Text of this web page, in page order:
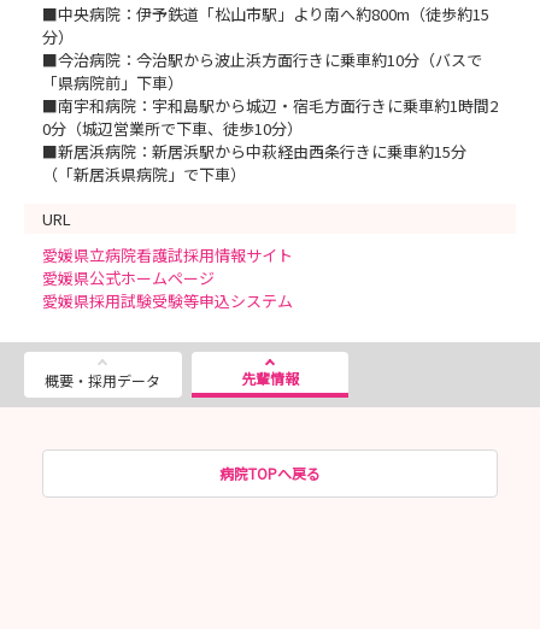
■中央病院：伊予鉄道「松山市駅」より南へ約800m（徒歩約15
分）
■今治病院：今治駅から波止浜方面行きに乗車約10分（バスで
「県病院前」下車）
■南宇和病院：宇和島駅から城辺・宿毛方面行きに乗車約1時間2
0分（城辺営業所で下車、徒歩10分）
■新居浜病院：新居浜駅から中萩経由西条行きに乗車約15分
（「新居浜県病院」で下車）
URL
愛媛県立病院看護試採用情報サイト
愛媛県公式ホームページ
愛媛県採用試験受験等申込システム
概要・採用データ 先輩情報
病院TOPへ戻る